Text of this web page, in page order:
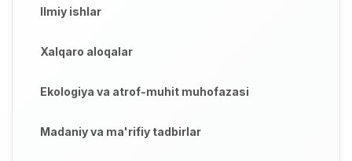
Ilmiy ishlar
Xalqaro aloqalar
Ekologiya va atrof-muhit muhofazasi
Madaniy va ma'rifiy tadbirlar